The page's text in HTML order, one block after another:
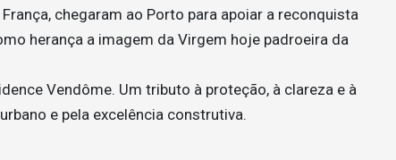
chegaram ao Porto para apoiar a reconquista
herança a imagem da Virgem hoje padroeira da
Vendôme. Um tributo à proteção, à clareza e à
e pela excelência construtiva.